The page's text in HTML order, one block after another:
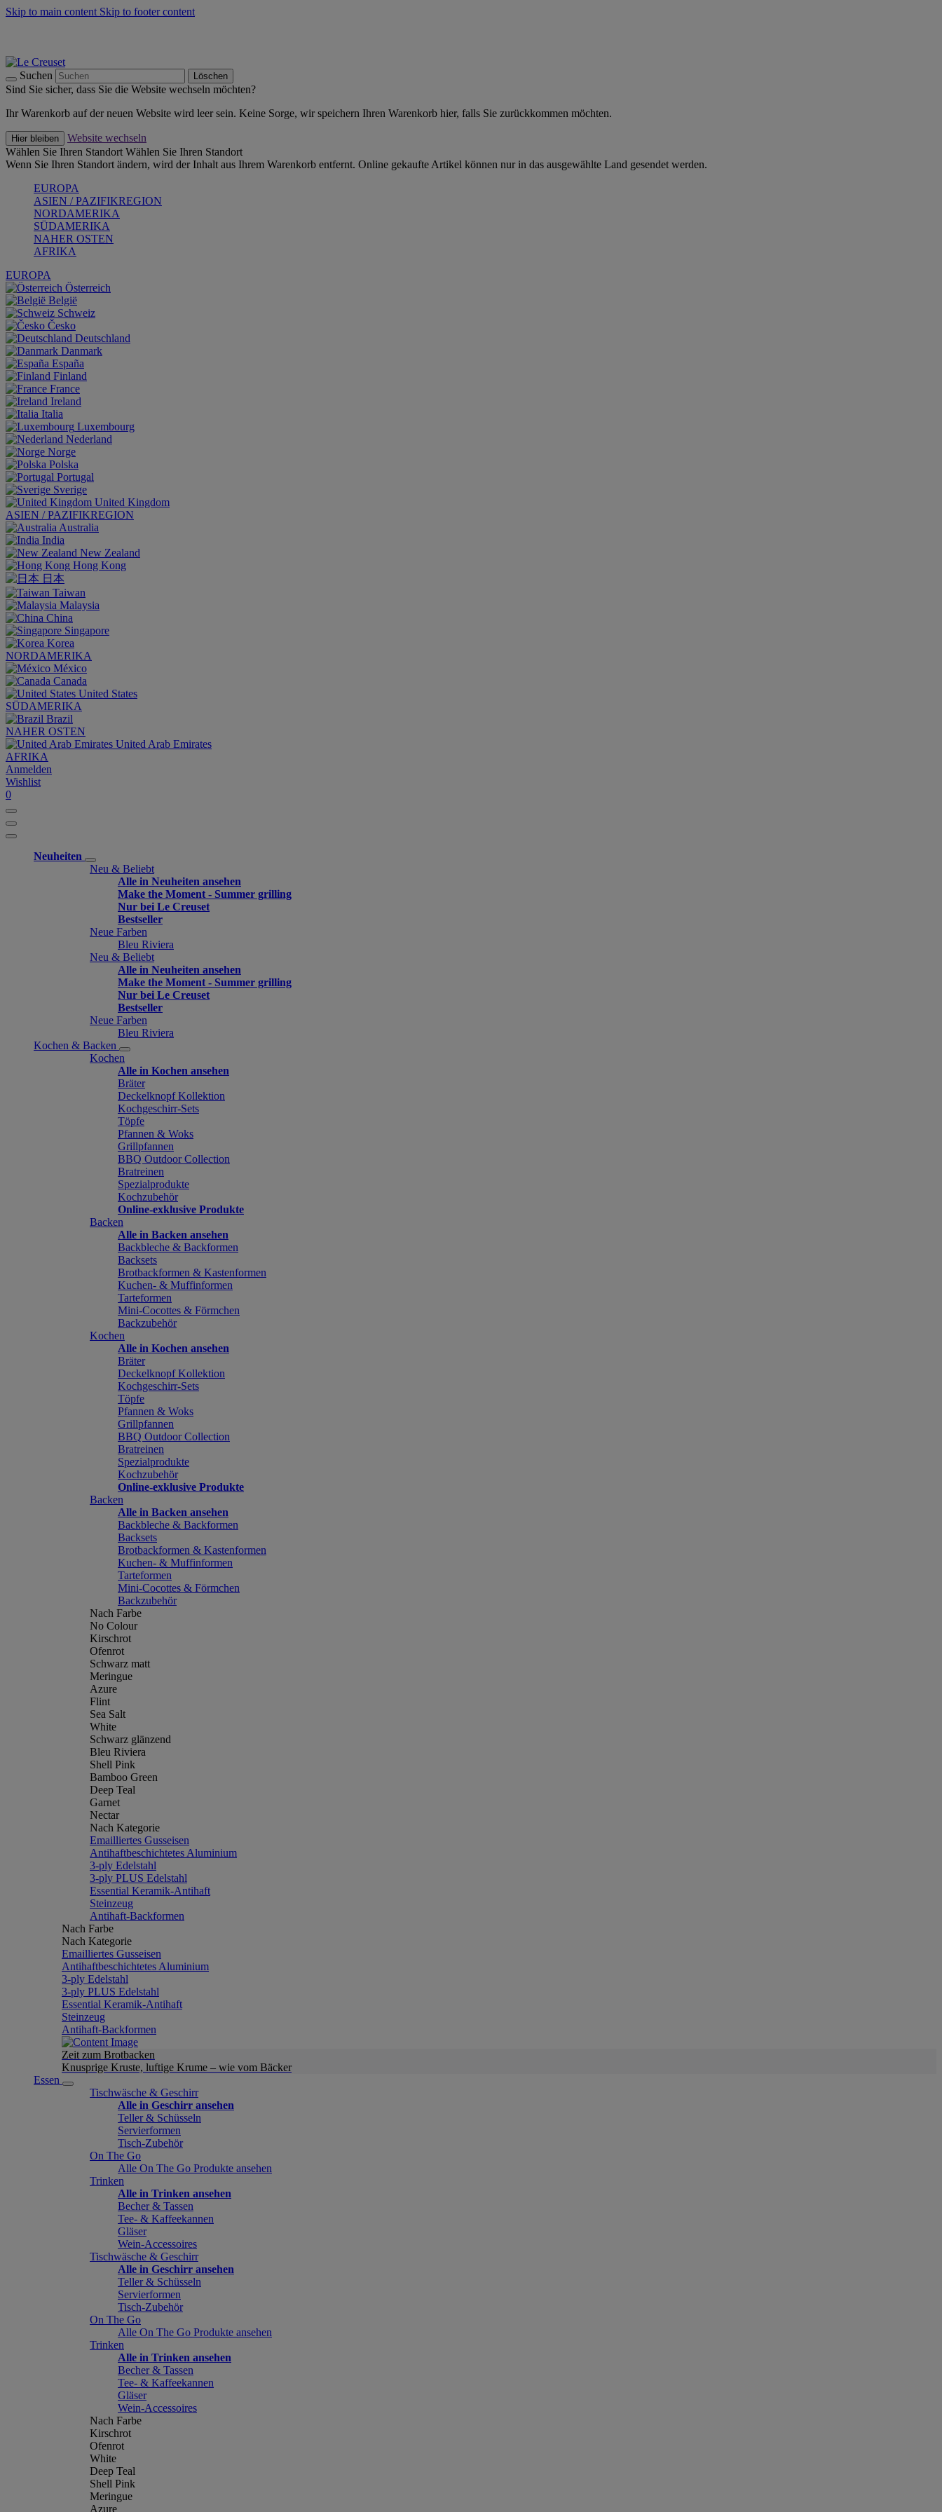
Skip to main content Skip to footer content
Suchen Löschen
Sind Sie sicher, dass Sie die Website wechseln möchten?
Ihr Warenkorb auf der neuen Website wird leer sein. Keine Sorge, wir speichern Ihren Warenkorb hier, falls Sie zurückkommen möchten.
Hier bleiben
Website wechseln
Wählen Sie Ihren Standort Wählen Sie Ihren Standort
Wenn Sie Ihren Standort ändern, wird der Inhalt aus Ihrem Warenkorb entfernt. Online gekaufte Artikel können nur in das ausgewählte Land gesendet werden.
EUROPA
ASIEN / PAZIFIKREGION
NORDAMERIKA
SÜDAMERIKA
NAHER OSTEN
AFRIKA
EUROPA
Österreich
België
Schweiz
Česko
Deutschland
Danmark
España
Finland
France
Ireland
Italia
Luxembourg
Nederland
Norge
Polska
Portugal
Sverige
United Kingdom
ASIEN / PAZIFIKREGION
Australia
India
New Zealand
Hong Kong
日本
Taiwan
Malaysia
China
Singapore
Korea
NORDAMERIKA
México
Canada
United States
SÜDAMERIKA
Brazil
NAHER OSTEN
United Arab Emirates
AFRIKA
Anmelden
Wishlist
0
Neuheiten
Neu & Beliebt
Alle in Neuheiten ansehen
Make the Moment - Summer grilling
Nur bei Le Creuset
Bestseller
Neue Farben
Bleu Riviera
Neu & Beliebt
Alle in Neuheiten ansehen
Make the Moment - Summer grilling
Nur bei Le Creuset
Bestseller
Neue Farben
Bleu Riviera
Kochen & Backen
Kochen
Alle in Kochen ansehen
Bräter
Deckelknopf Kollektion
Kochgeschirr-Sets
Töpfe
Pfannen & Woks
Grillpfannen
BBQ Outdoor Collection
Bratreinen
Spezialprodukte
Kochzubehör
Online-exklusive Produkte
Backen
Alle in Backen ansehen
Backbleche & Backformen
Backsets
Brotbackformen & Kastenformen
Kuchen- & Muffinformen
Tarteformen
Mini-Cocottes & Förmchen
Backzubehör
Kochen
Alle in Kochen ansehen
Bräter
Deckelknopf Kollektion
Kochgeschirr-Sets
Töpfe
Pfannen & Woks
Grillpfannen
BBQ Outdoor Collection
Bratreinen
Spezialprodukte
Kochzubehör
Online-exklusive Produkte
Backen
Alle in Backen ansehen
Backbleche & Backformen
Backsets
Brotbackformen & Kastenformen
Kuchen- & Muffinformen
Tarteformen
Mini-Cocottes & Förmchen
Backzubehör
Nach Farbe
No Colour
Kirschrot
Ofenrot
Schwarz matt
Meringue
Azure
Flint
Sea Salt
White
Schwarz glänzend
Bleu Riviera
Shell Pink
Bamboo Green
Deep Teal
Garnet
Nectar
Nach Kategorie
Emailliertes Gusseisen
Antihaftbeschichtetes Aluminium
3-ply Edelstahl
3-ply PLUS Edelstahl
Essential Keramik-Antihaft
Steinzeug
Antihaft-Backformen
Nach Farbe
Nach Kategorie
Emailliertes Gusseisen
Antihaftbeschichtetes Aluminium
3-ply Edelstahl
3-ply PLUS Edelstahl
Essential Keramik-Antihaft
Steinzeug
Antihaft-Backformen
Zeit zum Brotbacken
Knusprige Kruste, luftige Krume – wie vom Bäcker
Essen
Tischwäsche & Geschirr
Alle in Geschirr ansehen
Teller & Schüsseln
Servierformen
Tisch-Zubehör
On The Go
Alle On The Go Produkte ansehen
Trinken
Alle in Trinken ansehen
Becher & Tassen
Tee- & Kaffeekannen
Gläser
Wein-Accessoires
Tischwäsche & Geschirr
Alle in Geschirr ansehen
Teller & Schüsseln
Servierformen
Tisch-Zubehör
On The Go
Alle On The Go Produkte ansehen
Trinken
Alle in Trinken ansehen
Becher & Tassen
Tee- & Kaffeekannen
Gläser
Wein-Accessoires
Nach Farbe
Kirschrot
Ofenrot
White
Deep Teal
Shell Pink
Meringue
Azure